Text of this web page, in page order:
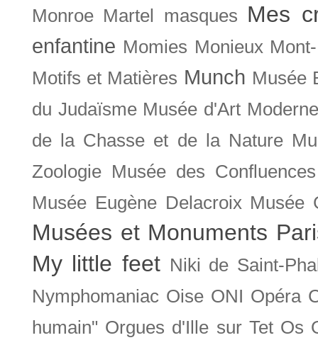
Monroe Martel masques Mes
enfantine Momies Monieux
Motifs et Matières Munch Musée
du Judaïsme Musée d'Art
de la Chasse et de la Nature
Zoologie Musée des Confluences
Musée Eugène Delacroix Musée
Musées et Monuments
My little feet Niki de Saint-
Nymphomaniac Oise ONI Opéra
humain" Orgues d'Ille sur Tet Os